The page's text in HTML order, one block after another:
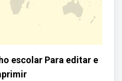
escolar Para editar e